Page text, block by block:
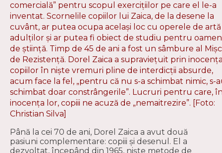
comercială” pentru scopul exerciţiilor pe care el le-a
inventat. Scornelile copiilor lui Zaica, de la desene la
cuvânt, ar putea ocupa acelaşi loc cu operele de
adulţilor şi ar putea fi obiect de studiu pentru
de ştiinţă. Timp de 45 de ani a fost un sâmbure al
de Rezistenţă. Dorel Zaica a supravieţuit prin
copiilor în nişte vremuri pline de interdicţii absurde,
acum face la fel, „pentru că nu s-a schimbat nimic, s-
schimbat doar constrângerile”. Lucruri pentru care,
inocenţa lor, copiii ne acuză de „nemaitrezire”. [Foto:
Christian Silva]
Până la cei 70 de ani, Dorel Zaica a avut două
pasiuni complementare: copiii şi desenul. El a
dezvoltat, începând din 1965, nişte metode de